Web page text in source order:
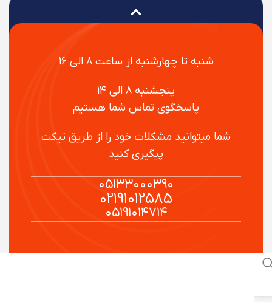
شنبه تا چهارشنبه از ساعت ۸ الی ۱۶
پنجشنبه ۸ الی ۱۴
پاسخگوی تماس شما هستیم
شما میتوانید مشکلات خود را از طریق تیکت
پیگیری کنید
۰۵۱۳۳۰۰۰۳۹۰
۰۲۱۹۱۰۱۲۵۸۵
۰۵۱۹۱۰۱۴۷۱۴